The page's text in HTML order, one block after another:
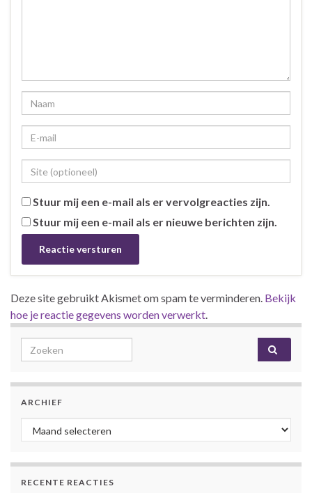
Stuur mij een e-mail als er vervolgreacties zijn.
Stuur mij een e-mail als er nieuwe berichten zijn.
Deze site gebruikt Akismet om spam te verminderen. Bekijk
hoe je reactie gegevens worden verwerkt.
Search for:
ARCHIEF
Archief
RECENTE REACTIES